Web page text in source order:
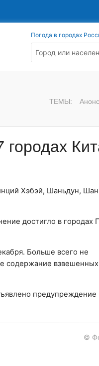
Погода в городах
ТЕМЫ:
городах
Хэбэй, Шаньдун,
достигло в городах
Больше всего не
содержание
предупреждение
©